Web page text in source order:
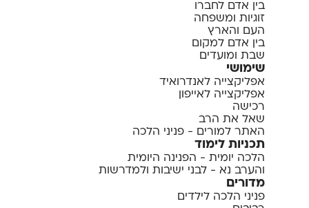
בין אדם לחברו
זוגיות ומשפחה
העם והארץ
בין אדם למקום
שבת ומועדים
שימושי
אפליקצייה לאנדרואיד
אפליקצייה לאייפון
רכישה
שאל את הרב
האתר למורים - פניני הלכה
תכניות לימוד
הלכה יומית - הפנינה היומית
והערב נא - לבני ישיבות ולמדרשות
מדורים
פניני הלכה לילדים